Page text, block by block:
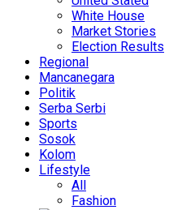
White House
Market Stories
Election Results
Regional
Mancanegara
Politik
Serba Serbi
Sports
Sosok
Kolom
Lifestyle
All
Fashion